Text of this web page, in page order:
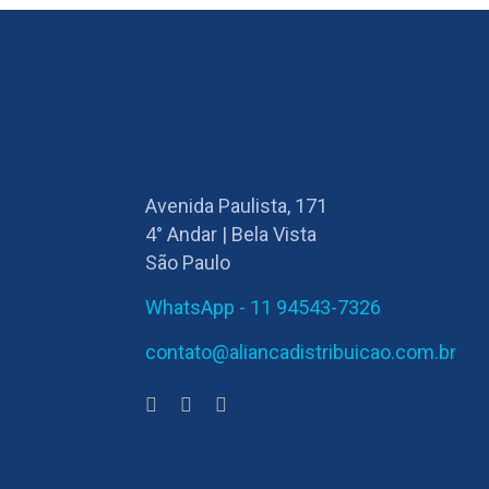
Avenida Paulista, 171
4° Andar | Bela Vista
São Paulo
WhatsApp - 11 94543-7326
contato@aliancadistribuicao.com.br